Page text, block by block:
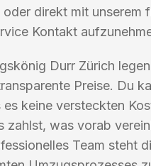
oder direkt mit unserem
Kontakt
Durr Zürich
Preise. Du
es keine versteckten
zahlst, was vorab
Team steht